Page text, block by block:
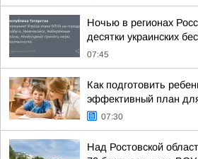
Ночью в регионах
десятки украинских
07:45
Как подготовить
эффективный план
07:30
Над Ростовской